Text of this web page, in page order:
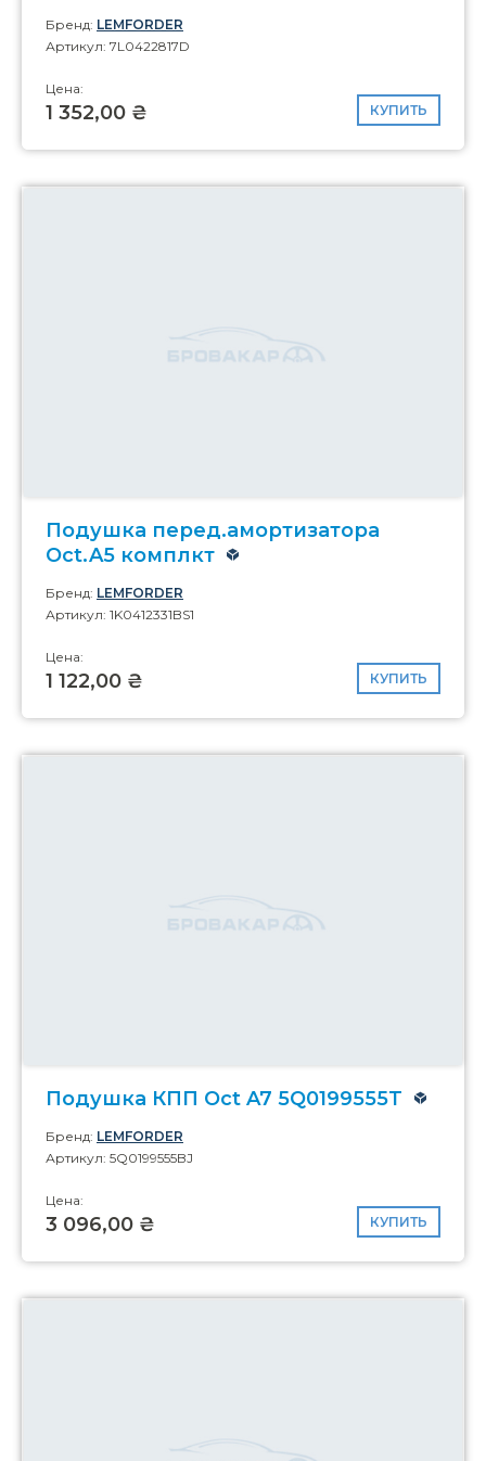
Бренд: LEMFORDER
Артикул: 7L0422817D
Цена:
1 352,00 ₴ КУПИТЬ
Подушка перед.амортизатора
Oct.A5 комплкт
Бренд: LEMFORDER
Артикул: 1K0412331BS1
Цена:
1 122,00 ₴ КУПИТЬ
Подушка КПП Oct A7 5Q0199555T
Бренд: LEMFORDER
Артикул: 5Q0199555BJ
Цена:
3 096,00 ₴ КУПИТЬ